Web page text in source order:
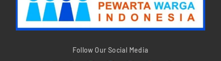
Follow Our Social Media